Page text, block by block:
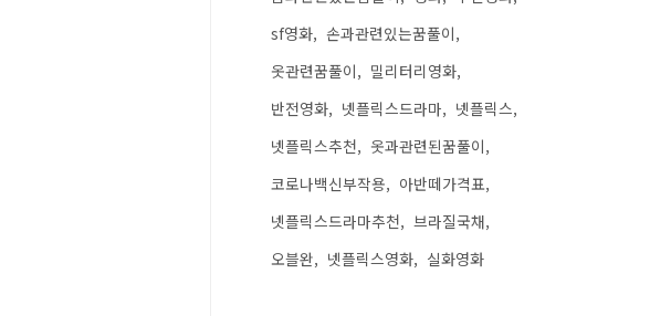
sf영화 손과관련있는꿈풀이
옷관련꿈풀이
밀리터리영화
반전영화
넷플릭스드라마
넷플릭스
넷플릭스추천
옷과관련된꿈풀이
코로나백신부작용
아반떼가격표
넷플릭스드라마추천
브라질국채
오블완
넷플릭스영화 실화영화